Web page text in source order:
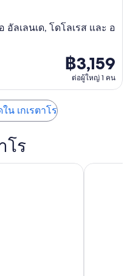
อัลเลนเด, โดโลเรส และ อ
฿3,159
ต่อผู้ใหญ่ 1 คน
น เกเรตาโร
โร